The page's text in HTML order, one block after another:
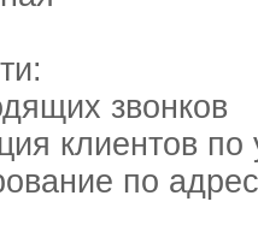
звонков
клиентов по
по